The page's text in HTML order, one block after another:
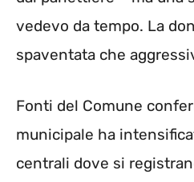
vedevo da tempo. La
spaventata che
Fonti del Comune
municipale ha
centrali dove si